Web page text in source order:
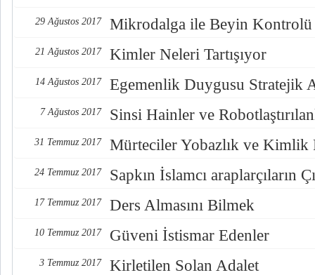
29 Ağustos 2017 Mikrodalga ile Beyin Kontrolü
21 Ağustos 2017 Kimler Neleri Tartışıyor
14 Ağustos 2017 Egemenlik Duygusu Stratejik
7 Ağustos 2017 Sinsi Hainler ve
31 Temmuz 2017 Mürteciler Yobazlık ve Kimlik
24 Temmuz 2017 Sapkın İslamcı araplarçıların
17 Temmuz 2017 Ders Almasını Bilmek
10 Temmuz 2017 Güveni İstismar Edenler
3 Temmuz 2017 Kirletilen Solan Adalet